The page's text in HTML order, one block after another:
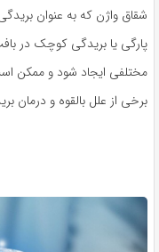
شقاق واژن که به عنوان
پارگی یا بریدگی کوچک در
مختلفی ایجاد شود و ممکن
برخی از علل بالقوه و درمان